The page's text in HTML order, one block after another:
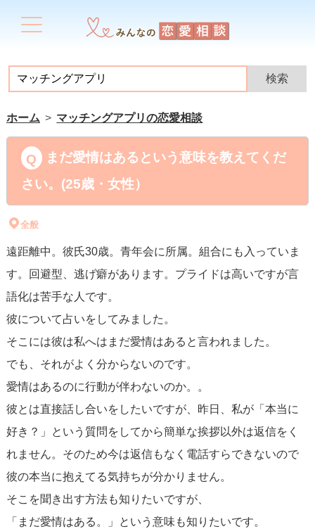
ホーム マッチングアプリの恋愛相談
まだ愛情はあるという意味を教えてくだ
さい。(25歳・女性）
全般
遠距離中。彼氏30歳。青年会に所属。組合にも入っていま
す。回避型、逃げ癖があります。プライドは高いですが言
語化は苦手な人です。
彼について占いをしてみました。
そこには彼は私へはまだ愛情はあると言われました。
でも、それがよく分からないのです。
愛情はあるのに行動が伴わないのか。。
彼とは直接話し合いをしたいですが、昨日、私が「本当に
好き？」という質問をしてから簡単な挨拶以外は返信をく
れません。そのため今は返信もなく電話すらできないので
彼の本当に抱えてる気持ちが分かりません。
そこを聞き出す方法も知りたいですが、
「まだ愛情はある。」という意味も知りたいです。